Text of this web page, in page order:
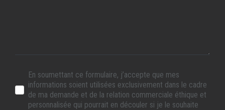
En soumettant ce formulaire, j’accepte que mes
informations soient utilisées exclusivement dans le cadre
de ma demande et de la relation commerciale éthique et
personnalisée qui pourrait en découler si je le souhaite